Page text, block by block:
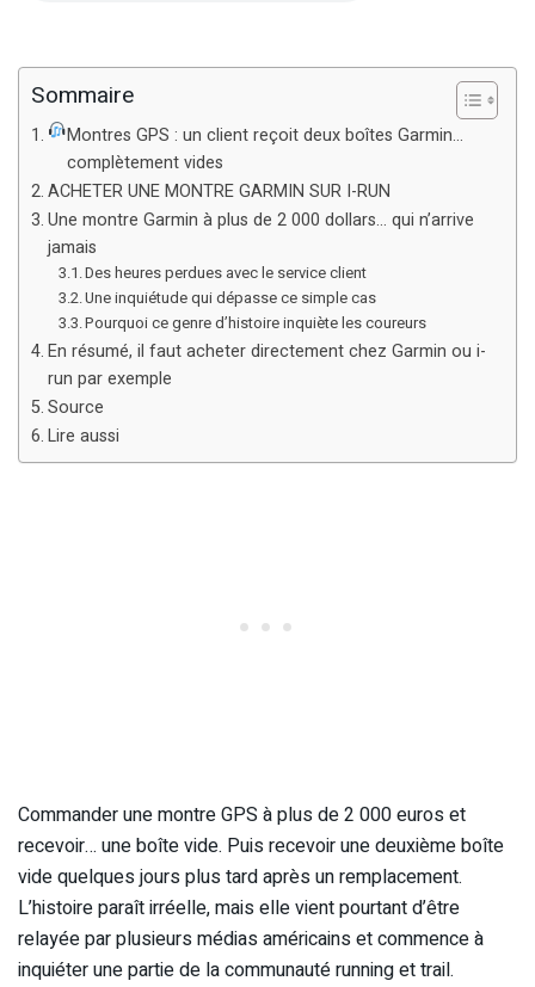
Sommaire
Montres GPS : un client reçoit deux boîtes Garmin…
complètement vides
ACHETER UNE MONTRE GARMIN SUR I-RUN
Une montre Garmin à plus de 2 000 dollars… qui n’arrive
jamais
Des heures perdues avec le service client
Une inquiétude qui dépasse ce simple cas
Pourquoi ce genre d’histoire inquiète les coureurs
En résumé, il faut acheter directement chez Garmin ou i-
run par exemple
Source
Lire aussi
Commander une montre GPS à plus de 2 000 euros et
recevoir… une boîte vide. Puis recevoir une deuxième boîte
vide quelques jours plus tard après un remplacement.
L’histoire paraît irréelle, mais elle vient pourtant d’être
relayée par plusieurs médias américains et commence à
inquiéter une partie de la communauté running et trail.